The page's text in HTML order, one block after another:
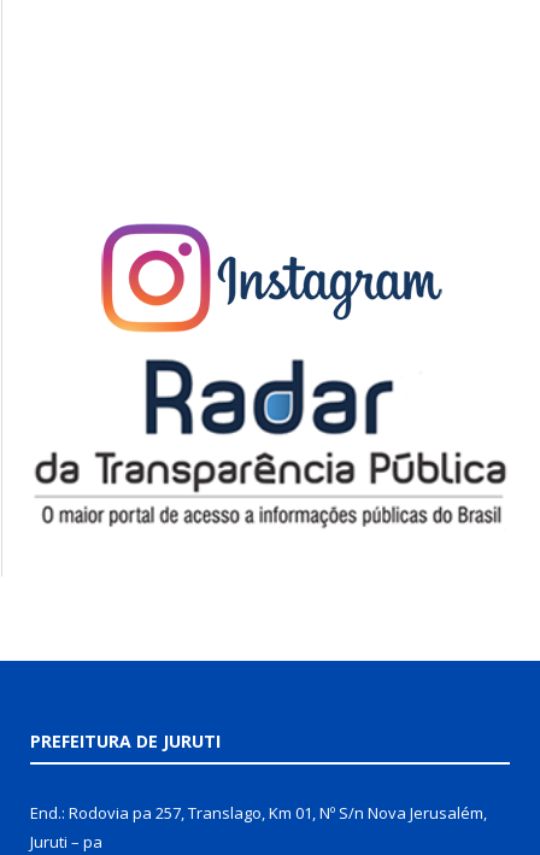
PREFEITURA DE JURUTI
End.: Rodovia pa 257, Translago, Km 01, Nº S/n Nova Jerusalém,
Juruti – pa